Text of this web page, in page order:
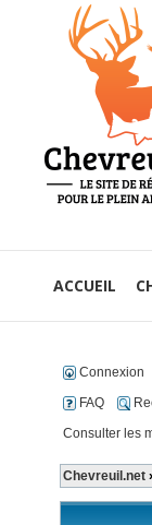
ACCUEIL
Connexion
FAQ
Consulter les
Chevreuil.net